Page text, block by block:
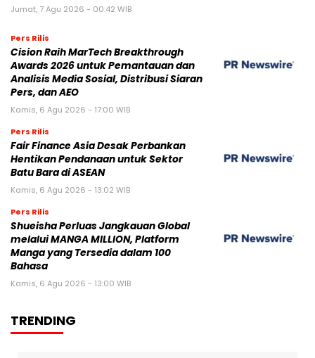
Jumat, 7 Agu 2026 - 00:42 WIB
Pers Rilis
Cision Raih MarTech Breakthrough
Awards 2026 untuk Pemantauan dan
Analisis Media Sosial, Distribusi Siaran
Pers, dan AEO
Kamis, 6 Agu 2026 - 17:00 WIB
Pers Rilis
Fair Finance Asia Desak Perbankan
Hentikan Pendanaan untuk Sektor
Batu Bara di ASEAN
Kamis, 6 Agu 2026 - 13:02 WIB
Pers Rilis
Shueisha Perluas Jangkauan Global
melalui MANGA MILLION, Platform
Manga yang Tersedia dalam 100
Bahasa
Kamis, 6 Agu 2026 - 13:00 WIB
TRENDING